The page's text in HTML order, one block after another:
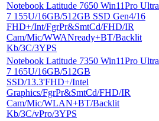
Notebook Latitude 7650 Win11Pro Ultra
7 155U/16GB/512GB SSD Gen4/16
FHD+/Int/FgrPr&SmtCd/FHD/IR
Cam/Mic/WWANready+BT/Backlit
Kb/3C/3YPS
Notebook Latitude 7350 Win11Pro Ultra
7 165U/16GB/512GB
SSD/13.3'FHD+/Intel
Graphics/FgrPr&SmtCd/FHD/IR
Cam/Mic/WLAN+BT/Backlit
Kb/3C/vPro/3YPS